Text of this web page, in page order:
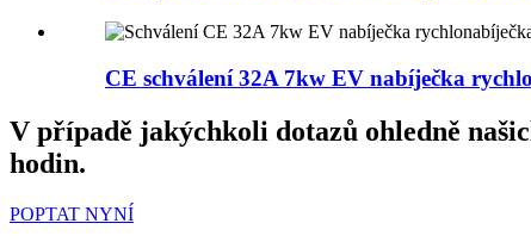
CE schválení 32A 7kw EV nabíječka
V případě jakýchkoli dotazů ohledně
hodin.
POPTAT NYNÍ